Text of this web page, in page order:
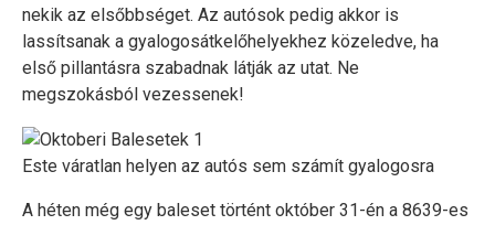
nekik az elsőbbséget. Az autósok pedig akkor is
lassítsanak a gyalogosátkelőhelyekhez közeledve, ha
első pillantásra szabadnak látják az utat. Ne
megszokásból vezessenek!
Este váratlan helyen az autós sem számít gyalogosra
A héten még egy baleset történt október 31-én a 8639-es